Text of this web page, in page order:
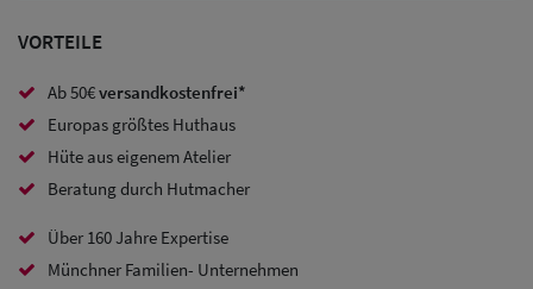
Ohrenschutz
VORTEILE
Ab 50€versandkostenfrei*
Europas größtes Huthaus
Hüte aus eigenem Atelier
Beratung durch Hutmacher
Über 160 Jahre Expertise
Münchner Familien- Unternehmen